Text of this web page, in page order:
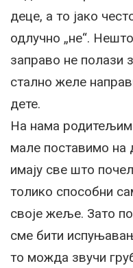
деце, а то јако
одлучно „не“.
заправо не полази
стално желе
дете.
На нама
мале поставимо на
имају све што
толико способни
своје жеље. Зато
сме бити
то можда звучи